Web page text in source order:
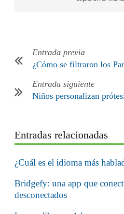
Entrada previa
¿Cómo se filtraron los
Entrada siguiente
Niños personalizan
Entradas relacionadas
¿Cuál es el idioma más
Bridgefy: una app que
desconectados